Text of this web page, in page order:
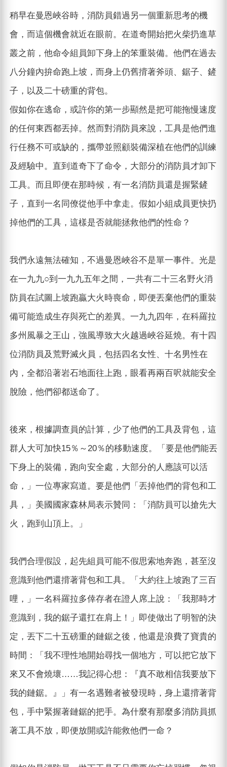
稍早在曼恩峽谷時，消防員錯過另一個重新思考的機
會，而這個機會就近在眼前。在道奇開始把火柴扔進草
叢之前，他命令組員卸下身上的笨重裝備。他們在過去
八分鐘內拚命跑上坡，而身上仍舊揹著斧頭、鋸子、鏟
子，以及二十磅重的背包。
假如你在逃命，或許你的第一步顯然是把可能拖慢速度
的任何東西都丟掉。然而對消防員來說，工具是他們進
行任務不可或缺的，攜帶並照顧裝備深植在他們的訓練
及經驗中。直到道奇下了命令，大部分的消防員才卸下
工具。而且即便在那時候，有一名消防員還是握緊鏟
子，直到一名同僚從他手中拿走。假如小組成員更快扔
掉他們的工具，這樣是否就能拯救他們的性命？
我們永遠無法確知，不過曼恩峽谷不是單一事件。光是
在一九九○到一九九五年之間，一共有二十三名野火消
防員在試圖上坡跑贏大火時喪命，即便丟棄他們的重裝
備可能造成生存與死亡的差異。一九九四年，在科羅拉
多州風暴之王山，強風導致大火越過峽谷延燒。有十四
位消防員及荒野滅火員，包括四名女性、十名男性在
內，全都沿著岩石地面往上跑，眼看再兩百呎就能安全
脫險，他們卻都送命了。
後來，根據調查員的計算，少了他們的工具及背包，這
群人大可加快15％～20％的移動速度。「要是他們能丟
下身上的裝備，跑向安全處，大部分的人應該可以活
命，」一位專家寫道。要是他們「丟掉他們的背包和工
具，」美國國家森林局表示贊同：「消防員可以搶先大
火，跑到山頂上。」
我們合理假設，起先組員可能不假思索地奔跑，甚至沒
意識到他們還揹著背包和工具。「大約往上坡跑了三百
哩，」一名科羅拉多倖存者在證人席上說：「我那時才
意識到，我的鋸子還扛在肩上！」即使做出了明智的決
定，丟下二十五磅重的鏈鋸之後，他還是浪費了寶貴的
時間：「我不理性地開始尋找一個地方，可以把它放下
來又不會燒壞……我記得心想：『真不敢相信我要放下
我的鏈鋸。』」有一名遇難者被發現時，身上還揹著背
包，手中緊握著鏈鋸的把手。為什麼有那麼多消防員抓
著工具不放，即便放開或許能救他們一命？